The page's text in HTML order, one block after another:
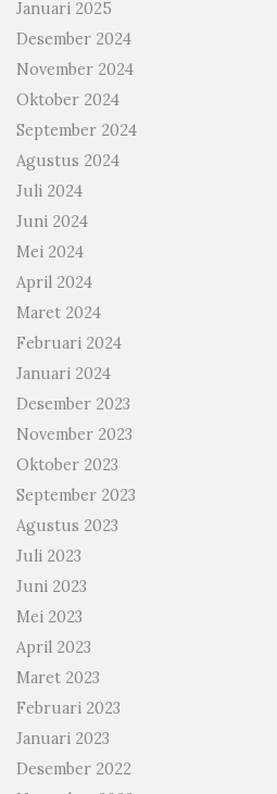
Januari 2025
Desember 2024
November 2024
Oktober 2024
September 2024
Agustus 2024
Juli 2024
Juni 2024
Mei 2024
April 2024
Maret 2024
Februari 2024
Januari 2024
Desember 2023
November 2023
Oktober 2023
September 2023
Agustus 2023
Juli 2023
Juni 2023
Mei 2023
April 2023
Maret 2023
Februari 2023
Januari 2023
Desember 2022